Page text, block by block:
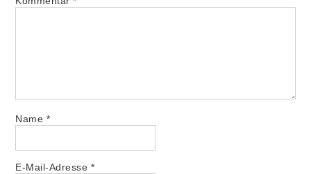
Name *
E-Mail-Adresse *